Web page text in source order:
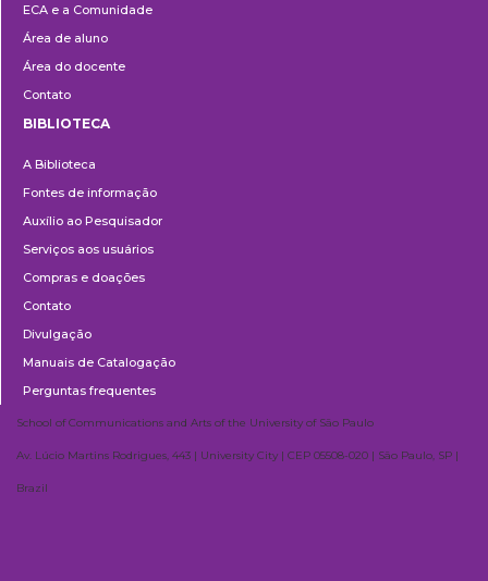
ECA e a Comunidade
Área de aluno
Área do docente
Contato
BIBLIOTECA
A Biblioteca
Fontes de informação
Auxílio ao Pesquisador
Serviços aos usuários
Compras e doações
Contato
Divulgação
Manuais de Catalogação
Perguntas frequentes
School of Communications and Arts of the University of São Paulo
Av. Lúcio Martins Rodrigues, 443 | University City | CEP 05508-020 | São Paulo, SP |
Brazil